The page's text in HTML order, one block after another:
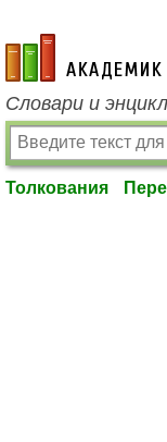
academic.ru
Словари и
Толкования